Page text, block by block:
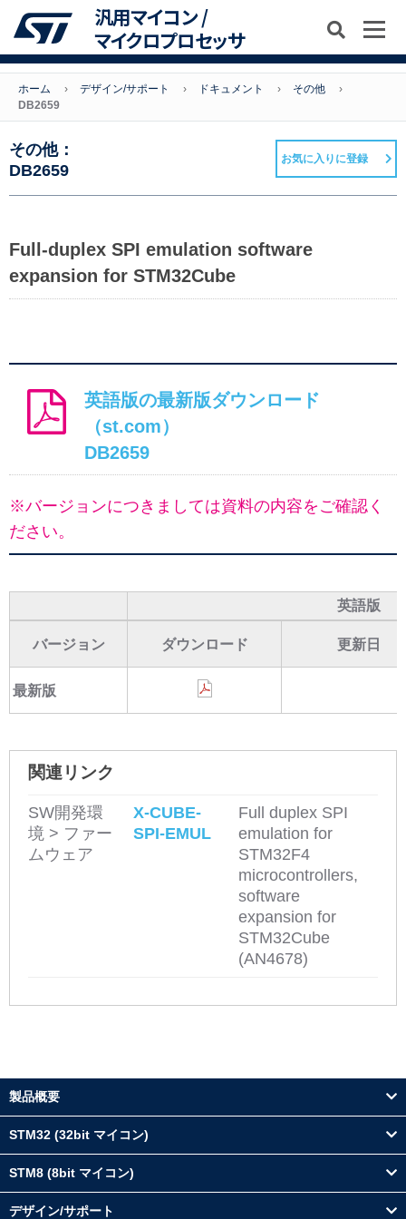
汎用マイコン /
マイクロプロセッサ
ホーム デザイン/サポート ドキュメント
その他
DB2659
その他：
DB2659
お気に入りに登録
Full-duplex SPI emulation software
expansion for STM32Cube
英語版の最新版ダウンロード
（st.com）
DB2659
※バージョンにつきましては資料の内容をご確認く
ださい。
英語版
バージョン ダウンロード 更新日
最新版
関連リンク
SW開発環
境 > ファー
ムウェア
X-CUBE-
SPI-EMUL
Full duplex SPI
emulation for
STM32F4
microcontrollers,
software
expansion for
STM32Cube
(AN4678)
製品概要
STM32 (32bit マイコン)
STM8 (8bit マイコン)
デザイン/サポート